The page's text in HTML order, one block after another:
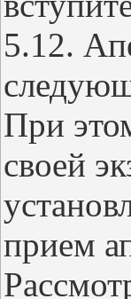
5.12.
При
своей
прием